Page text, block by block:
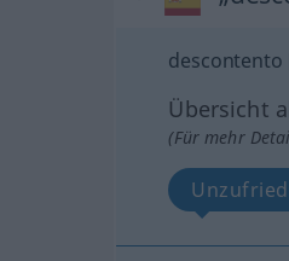
descontento
Übersicht
(Für mehr